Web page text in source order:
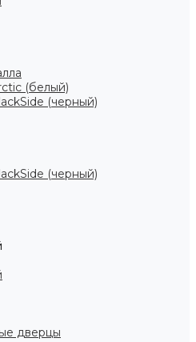
(белый)
(черный)
(черный)
дверцы